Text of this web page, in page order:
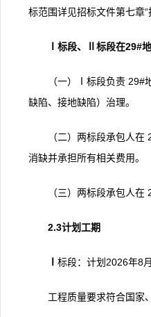
标范围详见招标文件第七章“
Ⅰ标段、 Ⅱ标段在29#
（一）Ⅰ标段负责 29#
缺陷、接地缺陷）治理。
（二）两标段承包人
消缺并承担所有相关费用。
（三）两标段承包人
2.3计划工期
标段：计划2026年8
工程质量要求符合国家